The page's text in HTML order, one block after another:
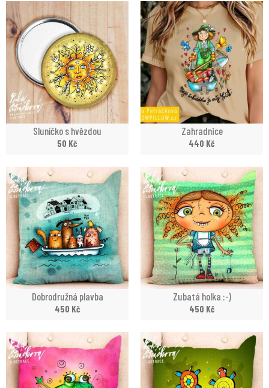
Sluníčko s hvězdou
50 Kč
Zahradnice
440 Kč
Dobrodružná plavba
450 Kč
Zubatá holka :-)
450 Kč